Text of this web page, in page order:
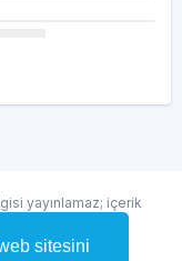
sitesini
yayınlamaz; içerik